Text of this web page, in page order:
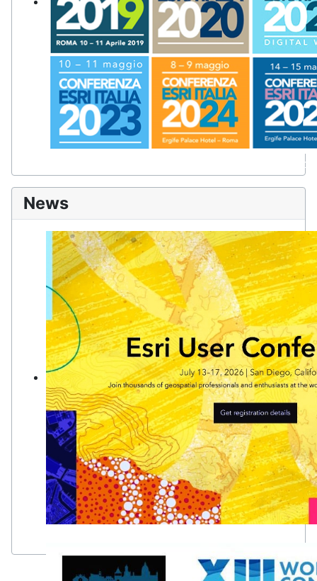
Il più importante appuntamento per imprese, pubbliche
News
La tecnologia dei sistemi informativi geografici (GIS) crea
trasformando la scienza del "dove" in comprensione